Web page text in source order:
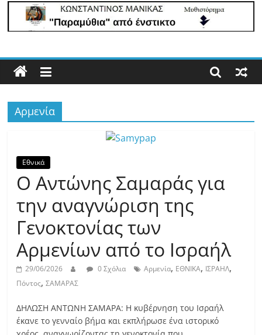
άποψη
τέλους…
Αρμενία
Εθνικά
Ο Αντώνης Σαμαράς για
την αναγνώριση της
Γενοκτονίας των
Αρμενίων από το Ισραήλ
29/06/2026 0 Σχόλια Αρμενία, ΕΘΝΙΚΑ, ΙΣΡΑΗΛ,
Πόντος,ΣΑΜΑΡΑΣ
ΔΗΛΩΣΗ ΑΝΤΩΝΗ ΣΑΜΑΡΑ: Η κυβέρνηση του Ισραήλ
έκανε το γενναίο βήμα και εκπλήρωσε ένα ιστορικό